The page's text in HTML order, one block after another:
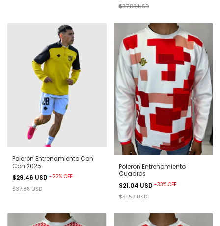
$37.88 USD
Polerón Entrenamiento Con
Con 2025
$29.46 USD -22% OFF
$37.88 USD
Poleron Entrenamiento
Cuadros
$21.04 USD -33% OFF
$31.57 USD